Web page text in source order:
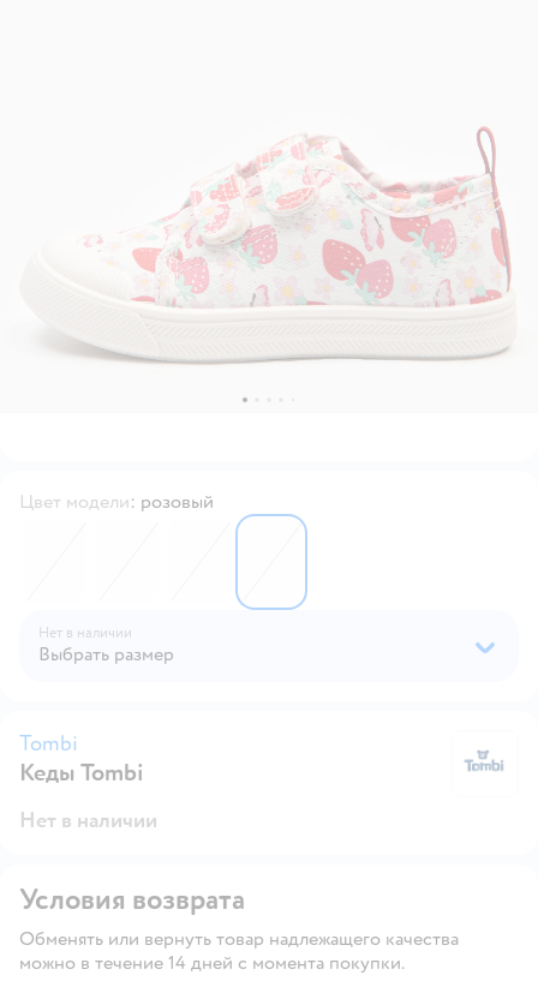
Цвет модели: розовый
65640616564057
Нет в наличии
Выбрать размер
Tombi
Кеды Tombi
Нет в наличии
Условия возврата
Обменять или вернуть товар надлежащего качества
можно в течение 14 дней с момента покупки.